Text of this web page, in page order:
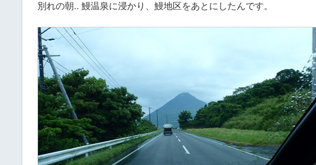
別れの朝.. 鰻温泉に浸かり、鰻地区をあとにしたんです。